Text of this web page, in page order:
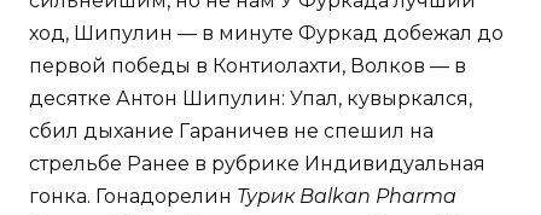
ход, Шипулин — в минуте Фуркад добежал до
первой победы в Контиолахти, Волков — в
десятке Антон Шипулин: Упал, кувыркался,
сбил дыхание Гараничев не спешил на
стрельбе Ранее в рубрике Индивидуальная
гонка. Гонадорелин Турик Balkan Pharma